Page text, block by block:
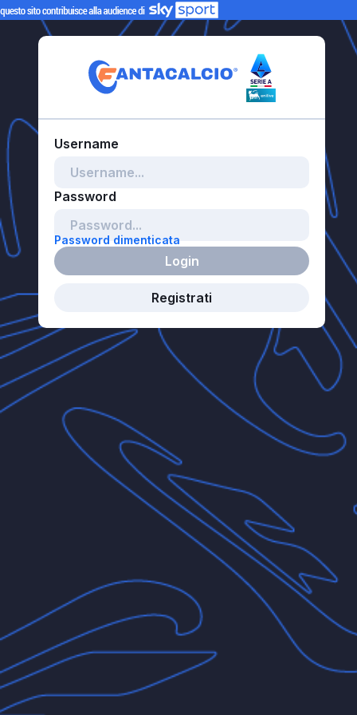
Password dimenticata
Login
Registrati